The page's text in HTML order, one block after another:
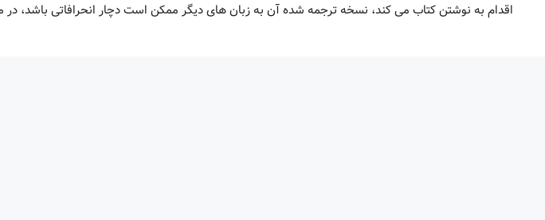
اقدام به نوشتن کتاب می کند، نسخه ترجمه شده آن به زبان های دیگر ممکن است دچار انحرافاتی باشد، در